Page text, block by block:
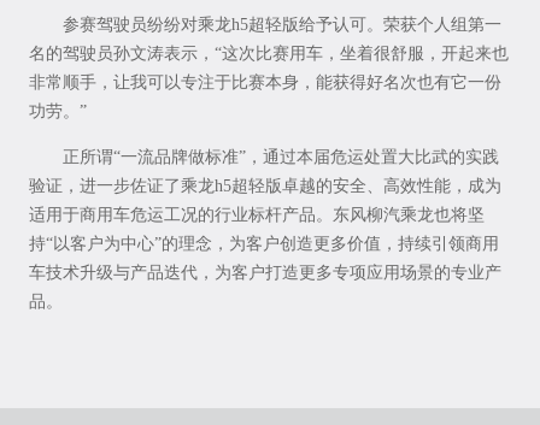
参赛驾驶员纷纷对乘龙h5超轻版给予认可。荣获个人组第一
名的驾驶员孙文涛表示，“这次比赛用车，坐着很舒服，开起来也
非常顺手，让我可以专注于比赛本身，能获得好名次也有它一份
功劳。”
正所谓“一流品牌做标准”，通过本届危运处置大比武的实践
验证，进一步佐证了乘龙h5超轻版卓越的安全、高效性能，成为
适用于商用车危运工况的行业标杆产品。东风柳汽乘龙也将坚
持“以客户为中心”的理念，为客户创造更多价值，持续引领商用
车技术升级与产品迭代，为客户打造更多专项应用场景的专业产
品。